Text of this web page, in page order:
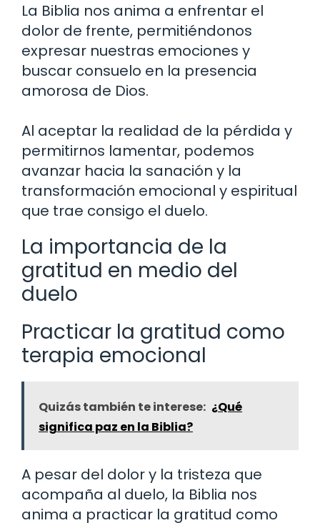
La Biblia nos anima a enfrentar el
dolor de frente, permitiéndonos
expresar nuestras emociones y
buscar consuelo en la presencia
amorosa de Dios.
Al aceptar la realidad de la pérdida y
permitirnos lamentar, podemos
avanzar hacia la sanación y la
transformación emocional y espiritual
que trae consigo el duelo.
La importancia de la
gratitud en medio del
duelo
Practicar la gratitud como
terapia emocional
Quizás también te interese: ¿Qué
significa paz en la Biblia?
A pesar del dolor y la tristeza que
acompaña al duelo, la Biblia nos
anima a practicar la gratitud como